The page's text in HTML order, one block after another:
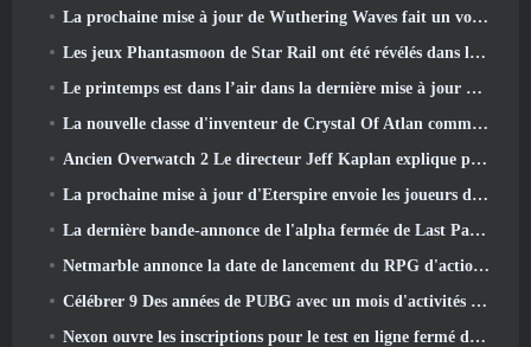
La prochaine mise à jour de Wuthering Waves fait un voyage du « côté obscur »
Les jeux Phantasmoon de Star Rail ont été révélés dans le 4.1 Programme spécial
Le printemps est dans l’air dans la dernière mise à jour de Thrones et Liberty
La nouvelle classe d'inventeur de Crystal Of Atlan commande les Mechs Magitech au combat
Ancien Overwatch 2 Le directeur Jeff Kaplan explique pourquoi il a laissé Blizzard
La prochaine mise à jour d'Eterspire envoie les joueurs dans les mines naines
La dernière bande-annonce de l'alpha fermée de Last Paradise est une œuvre d'art petite mais terrifiante
Netmarble annonce la date de lancement du RPG d'action et de dressage de monstres Mongil: Plongée dans les étoiles
Célébrer 9 Des années de PUBG avec un mois d'activités spéciales
Nexon ouvre les inscriptions pour le test en ligne fermé d'avril de MapleStory Classic World